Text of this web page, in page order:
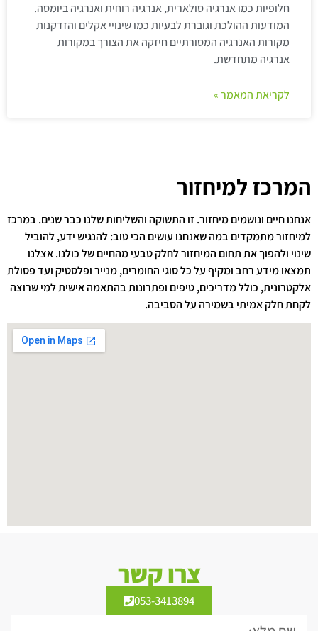
חלופיות כמו אנרגיה סולארית, אנרגיה רוחית ואנרגיה ביומסה.
המודעות ההולכת וגוברת לבעיות כמו שינויי אקלים והזדקנות
מקורות האנרגיה המסורתיים חיזקה את הצורך במקורות
אנרגיה מתחדשת.
לקריאת המאמר »
המרכז למיחזור
אנחנו חיים ונושמים מיחזור. זו התשוקה והשליחות שלנו כבר שנים. במרכז
למיחזור מתמקדים במה שאנחנו עושים הכי טוב: להנגיש ידע, להוביל
שינוי ולהפוך את תחום המיחזור לחלק טבעי מהחיים של כולנו. אצלנו
תמצאו מידע רחב ומקיף על כל סוגי החומרים, מנייר ופלסטיק ועד פסולת
אלקטרונית, כולל מדריכים, טיפים ופתרונות בהתאמה אישית למי שרוצה
לקחת חלק אמיתי בשמירה על הסביבה.
צרו קשר
053-3413894